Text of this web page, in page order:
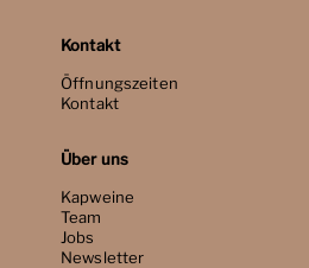
Kontakt
Öffnungszeiten
Kontakt
Über uns
Kapweine
Team
Jobs
Newsletter